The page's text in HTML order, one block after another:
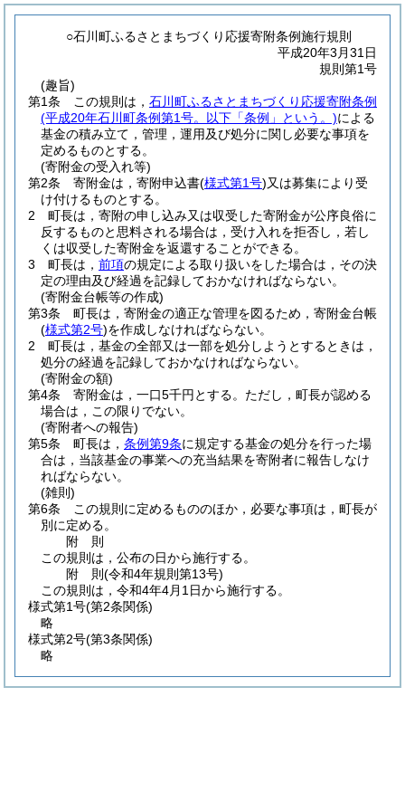
○石川町ふるさとまちづくり応援寄附条例施行規則
平成20年3月31日
規則第1号
(趣旨)
第1条
この規則は， 石川町ふるさとまちづくり応援寄附条例
(平成20年石川町条例第1号。以下「条例」という。)による
基金の積み立て，管理，運用及び処分に関し必要な事項を
定めるものとする。
(寄附金の受入れ等)
第2条
寄附金は，寄附申込書(様式第1号)又は募集により受
け付けるものとする。
2
町長は，寄附の申し込み又は収受した寄附金が公序良俗に
反するものと思料される場合は，受け入れを拒否し，若し
くは収受した寄附金を返還することができる。
3
町長は， 前項の規定による取り扱いをした場合は，その決
定の理由及び経過を記録しておかなければならない。
(寄附金台帳等の作成)
第3条
町長は，寄附金の適正な管理を図るため，寄附金台帳
(様式第2号)を作成しなければならない。
2
町長は，基金の全部又は一部を処分しようとするときは，
処分の経過を記録しておかなければならない。
(寄附金の額)
第4条
寄附金は，一口5千円とする。 ただし，町長が認める
場合は，この限りでない。
(寄附者への報告)
第5条
町長は， 条例第9条に規定する基金の処分を行った場
合は，当該基金の事業への充当結果を寄附者に報告しなけ
ればならない。
(雑則)
第6条
この規則に定めるもののほか，必要な事項は，町長が
別に定める。
附 則
この規則は，公布の日から施行する。
附 則(令和4年規則第13号)
この規則は，令和4年4月1日から施行する。
様式第1号(第2条関係)
略
様式第2号(第3条関係)
略